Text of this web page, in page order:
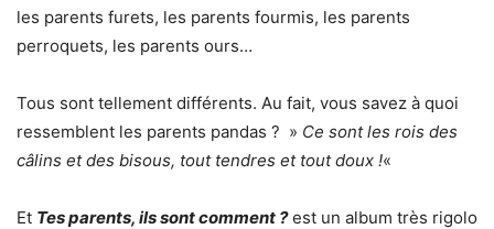
les parents furets, les parents fourmis, les parents
perroquets, les parents ours…
Tous sont tellement différents. Au fait, vous savez à quoi
ressemblent les parents pandas ? » Ce sont les rois des
câlins et des bisous, tout tendres et tout doux !«
Et Tes parents, ils sont comment ? est un album très rigolo